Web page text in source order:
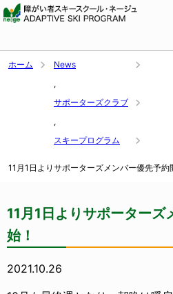
ホーム
News
,
サポーターズクラブ
,
スキープログラム
11月1日よりサポーターズメンバー優先予約
11月1日よりサポーターズ
始！
2021.10.26